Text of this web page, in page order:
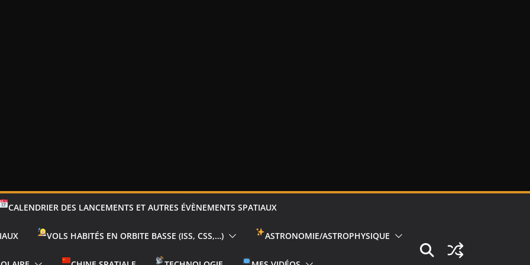
CALENDRIER DES LANCEMENTS ET AUTRES ÉVÈNEMENTS SPATIAUX
VOLS HABITÉS EN ORBITE BASSE (ISS, CSS,…) ASTRONOMIE/ASTROPHYSIQUE